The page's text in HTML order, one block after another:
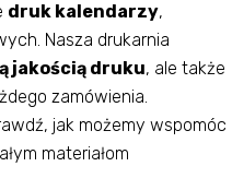
druk kalendarzy,
Nasza drukarnia
jakością druku, ale także
zamówienia.
jak możemy wspomóc
materiałom